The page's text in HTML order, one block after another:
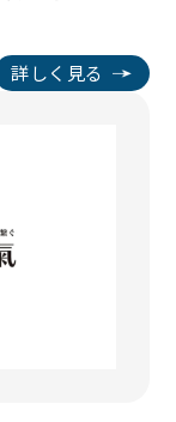
詳しく見る